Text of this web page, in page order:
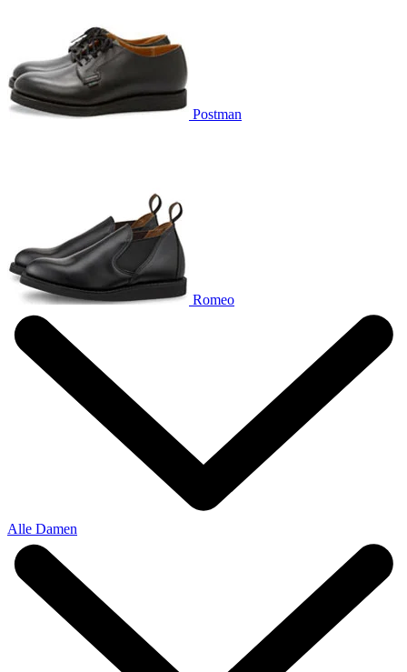
Postman
Romeo
Alle Damen